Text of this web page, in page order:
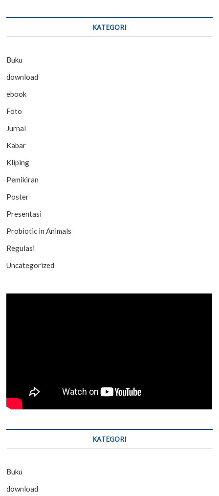
KATEGORI
Buku
download
ebook
Foto
Jurnal
Kabar
Kliping
Pemikiran
Poster
Presentasi
Probiotic in Animals
Regulasi
Uncategorized
KATEGORI
Buku
download